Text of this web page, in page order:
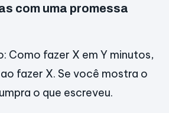
com uma promessa
Como fazer X em Y minutos,
fazer X. Se você mostra o
o que escreveu.